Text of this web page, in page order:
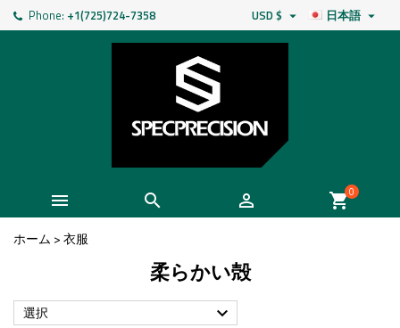
Phone: +1(725)724-7358 日本語 
USD $ 
   shopping_cart0
ホーム >衣服
柔らかい殻
選択 